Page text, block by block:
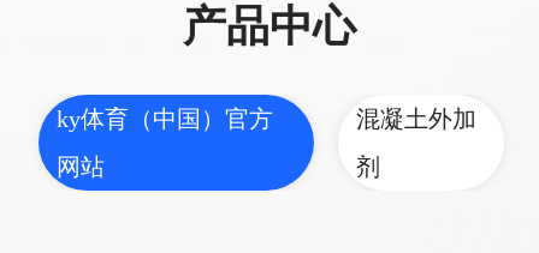
产品中心
ky体育（中国）官方
网站
混凝土外加
剂